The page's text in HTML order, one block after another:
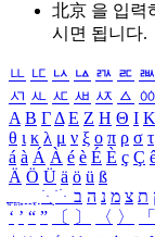
北京 을 입력
시면 됩니다.
ㅥ ㅦ ㅧ ㅨ ㅩ ㅪ ㅫ
ㅺ ㅻ ㅼ ㅽ ㅾ ㅿ ㆀ
Α Β ΓΔ Ε Ζ Η Θ Ι Κ
θ ι κ λ μ ν ξ ο π ρ σ τ
á à Á À é è É È ç Ç
Ä Ö Ü ä ö ü ß
ִֶֹ ֻּ ׁׂ ת צ מ נ ה ב
‘ ’ “ ” 〔 〕 〈 〉 「